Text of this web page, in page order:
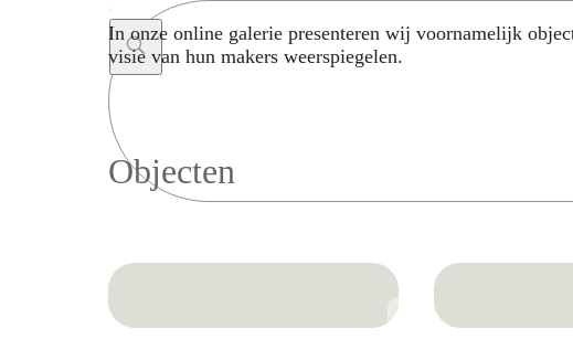
In onze online galerie presenteren wij voornamelijk
visie van hun makers weerspiegelen.
Objecten